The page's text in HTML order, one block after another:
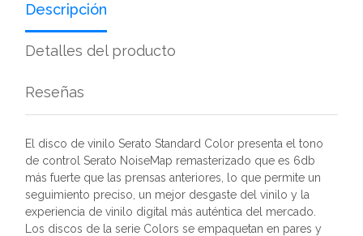
Descripción
Detalles del producto
Reseñas
El disco de vinilo Serato Standard Color presenta el tono
de control Serato NoiseMap remasterizado que es 6db
más fuerte que las prensas anteriores, lo que permite un
seguimiento preciso, un mejor desgaste del vinilo y la
experiencia de vinilo digital más auténtica del mercado.
Los discos de la serie Colors se empaquetan en pares y